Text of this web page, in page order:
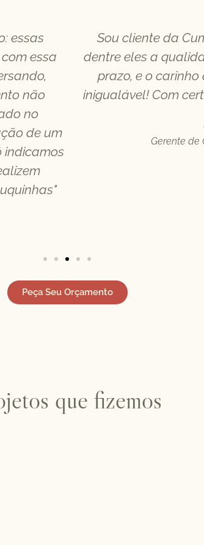
essas
essa
não
no
de um
indicamos
Sou cliente da
dentre eles a
prazo, e o
inigualável! Com
Gerente de
Peça Seu Orçamento
que fizemos